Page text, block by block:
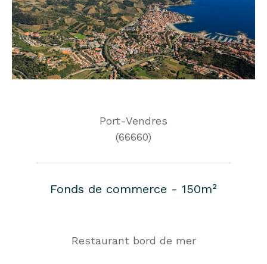
Port-Vendres
(66660)
Fonds de commerce - 150m²
Restaurant bord de mer